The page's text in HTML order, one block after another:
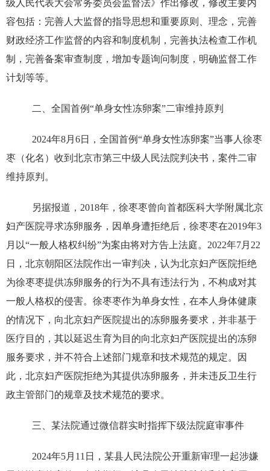
级人民代表大会常务委员会监督法》作出修改，修改主要内
容包括：完善人大监督的指导思想和重要原则、理念，完善
财政经济工作监督的内容和制度机制，完善执法检查工作机
制，完善备案审查制度，增加专题询问制度，明确监督工作
计划等等。
二、全国首例“单身女性冻卵案”二审维持原判
2024年8月6日，全国首例“单身女性冻卵案”当事人徐枣
枣（化名）收到北京市第三中级人民法院判决书，案件二审
维持原判。
另据报道，2018年，徐枣枣曾向首都医科大学附属北京
妇产医院寻求冻卵服务，因单身遭拒绝后，徐枣枣在2019年3
月以“一般人格权纠纷”为案由将对方告上法庭。2022年7月22
日，北京朝阳区法院作出一审判决，认为北京妇产医院拒绝
为徐枣枣提供冻卵服务的行为不具有违法行为，不构成对其
一般人格权的侵害。徐枣枣作为单身女性，在本人身体健康
的情况下，向北京妇产医院提出的冻卵服务要求，并非基于
医疗目的，其以延迟生育为目的向北京妇产医院提出的冻卵
服务要求，并不符合上述部门规章和技术规范的规定。因
此，北京妇产医院拒绝为其提供冻卵服务，并未违反卫生行
政主管部门的规章及技术规范的要求。
三、某法院通过微信群实时指挥下级法院庭审事件
2024年5月11日，某县人民法院公开重新审理一起涉嫌